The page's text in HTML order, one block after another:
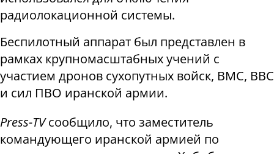
радиолокационной системы.
Беспилотный аппарат был представлен в
рамках крупномасштабных учений с
участием дронов сухопутных войск, ВМС, ВВС
и сил ПВО иранской армии.
Press-ТVсообщило, что заместитель
командующего иранской армией по